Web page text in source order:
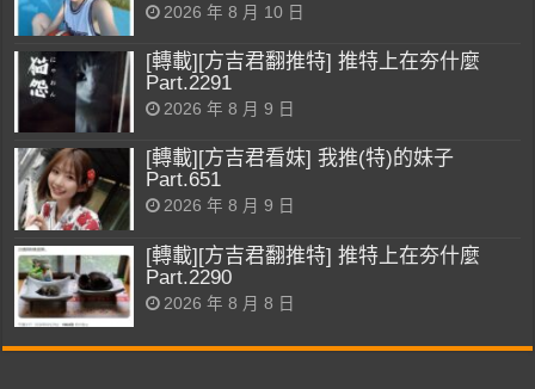
2026 年 8 月 10 日
[轉載][方吉君翻推特] 推特上在夯什麼
Part.2291
2026 年 8 月 9 日
[轉載][方吉君看妹] 我推(特)的妹子
Part.651
2026 年 8 月 9 日
[轉載][方吉君翻推特] 推特上在夯什麼
Part.2290
2026 年 8 月 8 日